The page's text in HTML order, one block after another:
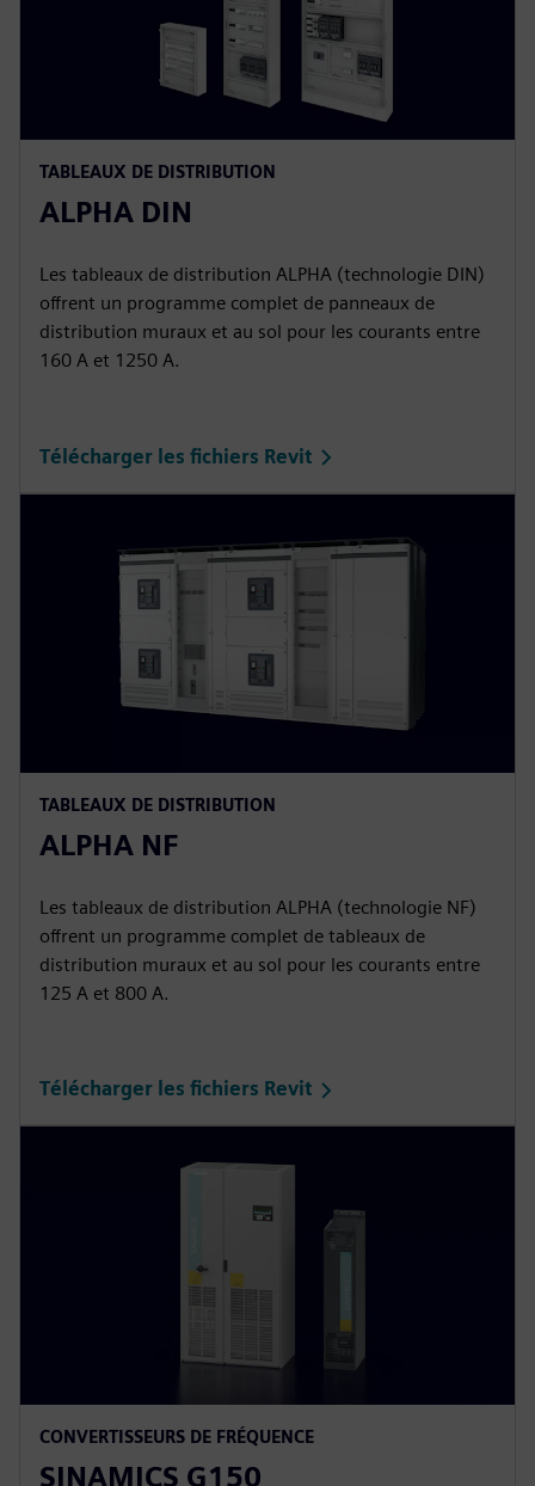
TABLEAUX DE DISTRIBUTION
ALPHA DIN
Les tableaux de distribution ALPHA (technologie DIN)
offrent un programme complet de panneaux de
distribution muraux et au sol pour les courants entre
160 A et 1250 A.
Télécharger les fichiers Revit
TABLEAUX DE DISTRIBUTION
ALPHA NF
Les tableaux de distribution ALPHA (technologie NF)
offrent un programme complet de tableaux de
distribution muraux et au sol pour les courants entre
125 A et 800 A.
Télécharger les fichiers Revit
CONVERTISSEURS DE FRÉQUENCE
SINAMICS G150